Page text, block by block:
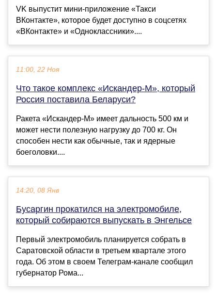
VK выпустит мини-приложение «Такси
ВКонтакте», которое будет доступно в соцсетях
«ВКонтакте» и «Одноклассники»....
11:00, 22 Ноя
Что такое комплекс «Искандер-М», который
Россия поставила Беларуси?
Ракета «Искандер-М» имеет дальность 500 км и
может нести полезную нагрузку до 700 кг. Он
способен нести как обычные, так и ядерные
боеголовки....
14:20, 08 Янв
Бусаргин прокатился на электромобиле,
который собираются выпускать в Энгельсе
Первый электромобиль планируется собрать в
Саратовской области в третьем квартале этого
года. Об этом в своем Телеграм-канале сообщил
губернатор Рома...